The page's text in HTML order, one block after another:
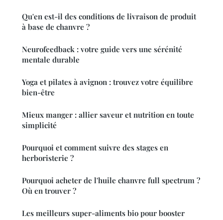
Qu'en est-il des conditions de livraison de produit
à base de chanvre ?
Neurofeedback : votre guide vers une sérénité
mentale durable
Yoga et pilates à avignon : trouvez votre équilibre
bien-être
Mieux manger : allier saveur et nutrition en toute
simplicité
Pourquoi et comment suivre des stages en
herboristerie ?
Pourquoi acheter de l'huile chanvre full spectrum ?
Où en trouver ?
Les meilleurs super-aliments bio pour booster